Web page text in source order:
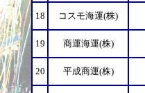
18 コスモ海運(株)
19 商運海運(株)
20 平成商運(株)